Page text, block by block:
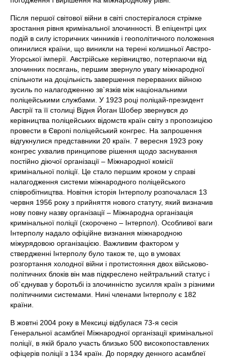
Після першої світової війни в світі спостерігалося стрімке
зростання рівня кримінальної злочинності. В епіцентрі цих
подій в силу історичних чинників і геополітичного положення
опинилися країни, що виникли на терені колишньої Австро-
Угорської імперії. Австрійське керівництво, потерпаючи від
злочинних посягань, першим звернуло увагу міжнародної
спільноти на доцільність завершення перерваних війною
зусиль по налагодженню зв`язків між національними
поліцейськими службами. У 1923 році поліцай-президент
Австрії та її столиці Відня Йоган Шобер звернувся до
керівництва поліцейських відомств країн світу з пропозицією
провести в Європі поліцейський конгрес. На запрошення
відгукнулися представники 20 країн. 7 вересня 1923 року
конгрес ухвалив принципове рішення щодо заснування
постійно діючої організації – Міжнародної комісії
кримінальної поліції. Це стало першим кроком у справі
налагодження системи міжнародного поліцейського
співробітництва. Новітня історія Інтерполу розпочалася 13
червня 1956 року з прийняття нового статуту, який визначив
нову повну назву організації – Міжнародна організація
кримінальної поліції (скорочено – Інтерпол). Особливої ваги
Інтерполу надало офіційне визнання міжнародною
міжурядовою організацією. Важливим фактором у
ствердженні Інтерполу було також те, що в умовах
розгортання холодної війни і протистояння двох військово-
політичних блоків він мав підкреслено нейтральний статус і
об`єднував у боротьбі із злочинністю зусилля країн з різними
політичними системами. Нині членами Інтерполу є 182
країни.
В жовтні 2004 року в Мексиці відбулася 73-я сесія
Генеральної асамблеї Міжнародної організації кримінальної
поліції, в якій брало участь близько 500 високопоставлених
офіцерів поліції з 134 країн. До порядку денного асамблеї